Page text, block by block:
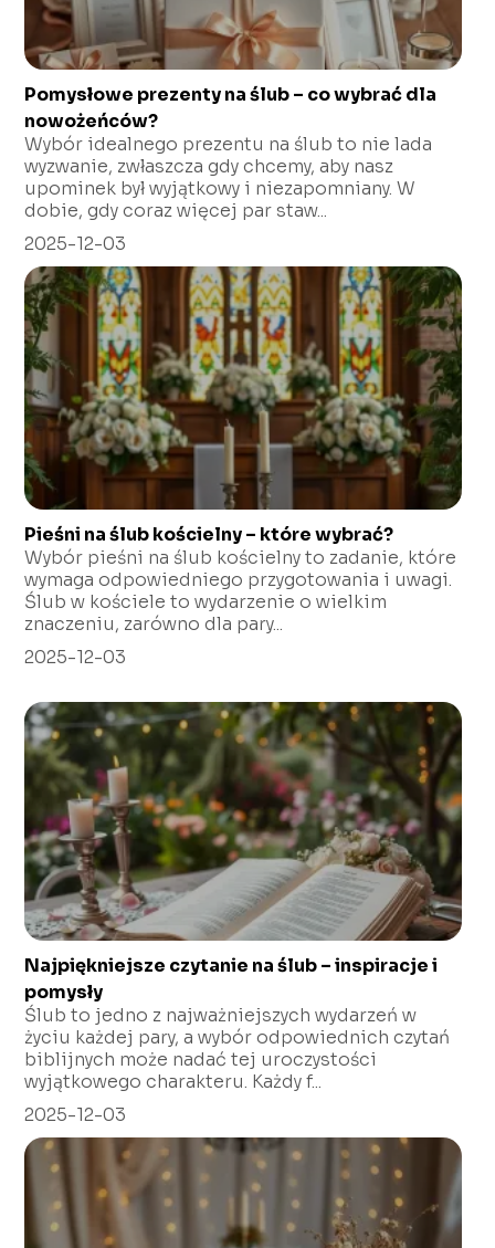
Pomysłowe prezenty na ślub – co wybrać dla
nowożeńców?
Wybór idealnego prezentu na ślub to nie lada
wyzwanie, zwłaszcza gdy chcemy, aby nasz
upominek był wyjątkowy i niezapomniany. W
dobie, gdy coraz więcej par staw...
2025-12-03
Pieśni na ślub kościelny – które wybrać?
Wybór pieśni na ślub kościelny to zadanie, które
wymaga odpowiedniego przygotowania i uwagi.
Ślub w kościele to wydarzenie o wielkim
znaczeniu, zarówno dla pary...
2025-12-03
Najpiękniejsze czytanie na ślub – inspiracje i
pomysły
Ślub to jedno z najważniejszych wydarzeń w
życiu każdej pary, a wybór odpowiednich czytań
biblijnych może nadać tej uroczystości
wyjątkowego charakteru. Każdy f...
2025-12-03